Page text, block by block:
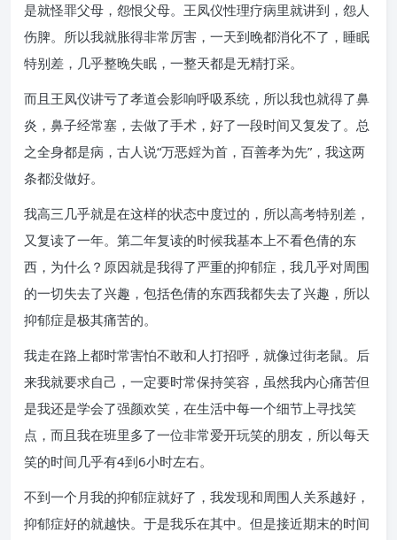
是就怪罪父母，怨恨父母。王凤仪性理疗病里就讲到，怨人
伤脾。所以我就胀得非常厉害，一天到晚都消化不了，睡眠
特别差，几乎整晚失眠，一整天都是无精打采。
而且王凤仪讲亏了孝道会影响呼吸系统，所以我也就得了鼻
炎，鼻子经常塞，去做了手术，好了一段时间又复发了。总
之全身都是病，古人说“万恶婬为首，百善孝为先”，我这两
条都没做好。
我高三几乎就是在这样的状态中度过的，所以高考特别差，
又复读了一年。第二年复读的时候我基本上不看色倩的东
西，为什么？原因就是我得了严重的抑郁症，我几乎对周围
的一切失去了兴趣，包括色倩的东西我都失去了兴趣，所以
抑郁症是极其痛苦的。
我走在路上都时常害怕不敢和人打招呼，就像过街老鼠。后
来我就要求自己，一定要时常保持笑容，虽然我内心痛苦但
是我还是学会了强颜欢笑，在生活中每一个细节上寻找笑
点，而且我在班里多了一位非常爱开玩笑的朋友，所以每天
笑的时间几乎有4到6小时左右。
不到一个月我的抑郁症就好了，我发现和周围人关系越好，
抑郁症好的就越快。于是我乐在其中。但是接近期末的时间